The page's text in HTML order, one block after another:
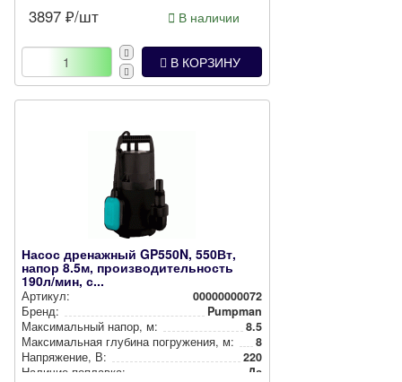
3897 ₽/шт В наличии
В КОРЗИНУ
Насос дренажный GP550N, 550Вт,
напор 8.5м, производительность
190л/мин, с...
Артикул:
00000000072
Бренд:
Pumpman
Мак­си­маль­ный напор, м:
8.5
Мак­си­маль­ная глубина пог­ру­же­ния, м:
8
Нап­ря­же­ние, В:
220
Наличие поплавка:
Да